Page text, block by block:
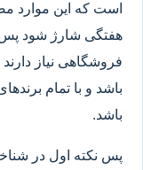
است که این موارد
هفتگی شارژ شود پس
فروشگاهی نیاز
باشد و با تمام
باشد.
پس نکته اول در